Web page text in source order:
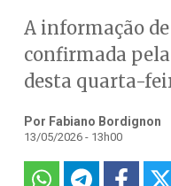
A informação
confirmada
desta quarta-
Por Fabiano Bordignon
13/05/2026 - 13h00